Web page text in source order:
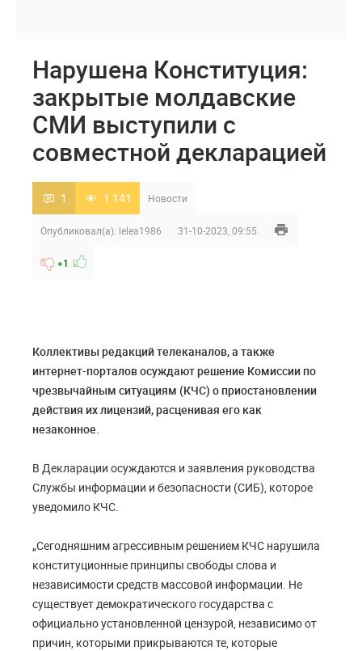
Нарушена Конституция:
закрытые молдавские
СМИ выступили с
совместной декларацией
1 1 141 Новости
Опубликовал(а): lelea1986 31-10-2023, 09:55
+1
Коллективы редакций телеканалов, а также
интернет-порталов осуждают решение Комиссии по
чрезвычайным ситуациям (КЧС) о приостановлении
действия их лицензий, расценивая его как
незаконное.
В Декларации осуждаются и заявления руководства
Службы информации и безопасности (СИБ), которое
уведомило КЧС.
„Сегодняшним агрессивным решением КЧС нарушила
конституционные принципы свободы слова и
независимости средств массовой информации. Не
существует демократического государства с
официально установленной цензурой, независимо от
причин, которыми прикрываются те, которые